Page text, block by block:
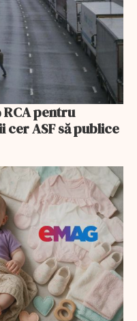
RCA pentru
ASF să publice